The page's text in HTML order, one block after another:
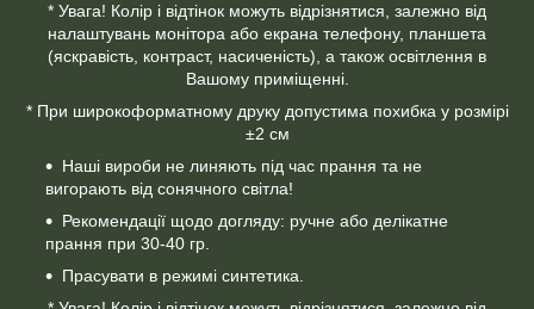
* Увага! Колір і відтінок можуть відрізнятися, залежно від
налаштувань монітора або екрана телефону, планшета
(яскравість, контраст, насиченість), а також освітлення в
Вашому приміщенні.
* При широкоформатному друку допустима похибка у розмірі
±2 см
Наші вироби не линяють під час прання та не
вигорають від сонячного світла!
Рекомендації щодо догляду: ручне або делікатне
прання при 30-40 гр.
Прасувати в режимі синтетика.